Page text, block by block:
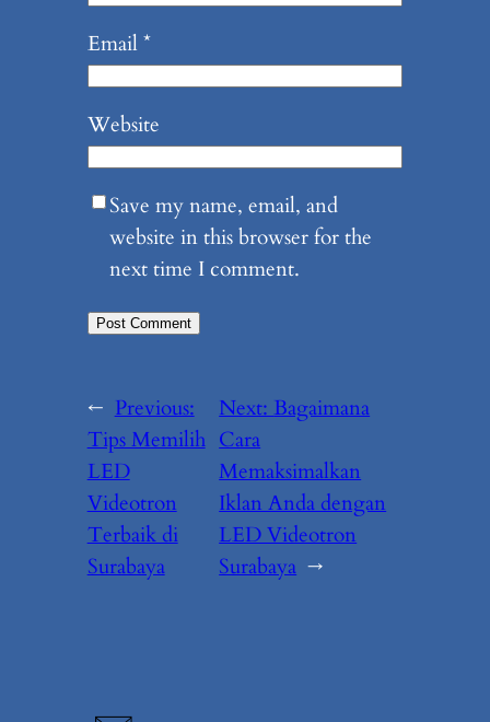
Email*
Website
Save my name, email, and
website in this browser for the
next time I comment.
← Previous:
Tips Memilih
LED
Videotron
Terbaik di
Surabaya
Next:Bagaimana
Cara
Memaksimalkan
Iklan Anda dengan
LED Videotron
Surabaya →